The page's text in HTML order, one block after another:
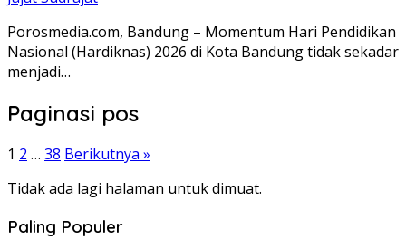
Porosmedia.com, Bandung – ‎Momentum Hari Pendidikan
Nasional (Hardiknas) 2026 di Kota Bandung tidak ‎sekadar
menjadi…
Paginasi pos
1 2 … 38 Berikutnya »
Tidak ada lagi halaman untuk dimuat.
Paling Populer